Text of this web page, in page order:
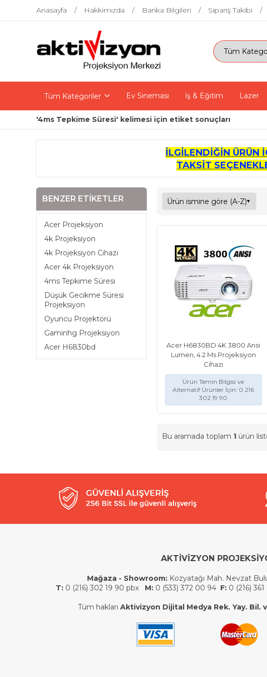
Anasayfa Hakkımızda Banka Bilgileri Sipariş Takibi
Tüm Kategoriler Ev Sineması İş & Eğitim Lazer
'4ms Tepkime Süresi' kelimesi için etiket sonuçları
İLGİLENDİĞİN ÜRÜN
TAKSİT
BENZER ETIKETLER
Acer Projeksiyon
4k Projeksiyon
4k Projeksiyon Cihazı
Acer 4k Projeksiyon
4ms Tepkime Süresi
Düşük Gecikme Süresi
Projeksiyon
Oyuncu Projektörü
Gaminhg Projeksiyon
Acer H6830bd
Acer H6830BD 4K 3800 Ansi
Lumen, 4.2 Ms Projeksiyon
Cihazı
Ürün Temin Bilgisi ve
Alternatif Ürünler İçin: 0 216
302 19 90
Bu aramada toplam 1 ürün
AKTİVİZYON
Mağaza - Showroom:Kozyatağı Mah. Nevzat
T:0 (216) 302 19 90 pbx M:0 (533) 372 00 94 F:0 (216)
Tüm hakları Aktivizyon Dijital Medya Rek. Yay. Bil.